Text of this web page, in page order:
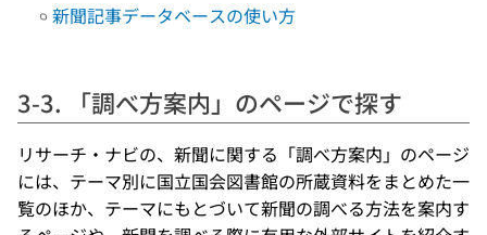
新聞記事データベースの使い方
3-3. 「調べ方案内」のページで探す
リサーチ・ナビの、新聞に関する「調べ方案内」のページ
には、テーマ別に国立国会図書館の所蔵資料をまとめた一
覧のほか、テーマにもとづいて新聞の調べる方法を案内す